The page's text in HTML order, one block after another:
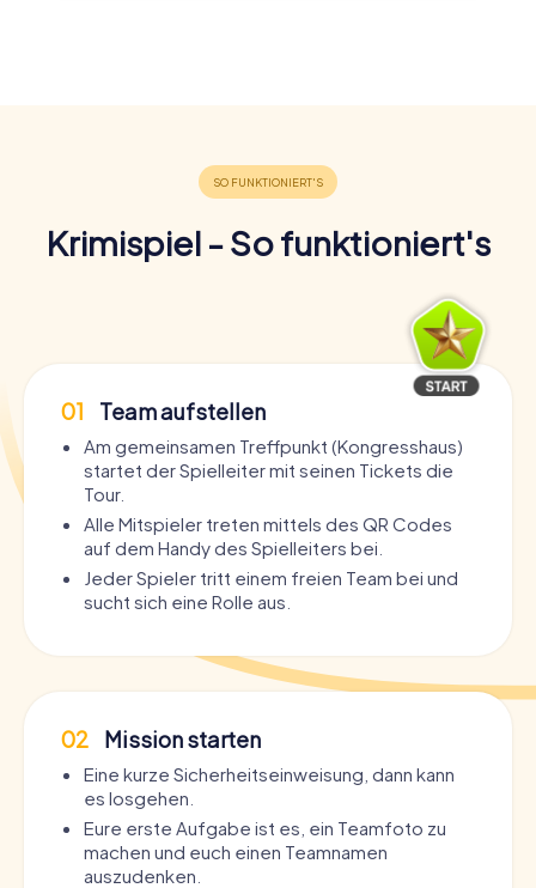
Krimispiel - So funktioniert's
01 Team aufstellen
Am gemeinsamen Treffpunkt (Kongresshaus)
startet der Spielleiter mit seinen Tickets die
Tour.
Alle Mitspieler treten mittels des QR Codes
auf dem Handy des Spielleiters bei.
Jeder Spieler tritt einem freien Team bei und
sucht sich eine Rolle aus.
02 Mission starten
Eine kurze Sicherheitseinweisung, dann kann
es losgehen.
Eure erste Aufgabe ist es, ein Teamfoto zu
machen und euch einen Teamnamen
auszudenken.